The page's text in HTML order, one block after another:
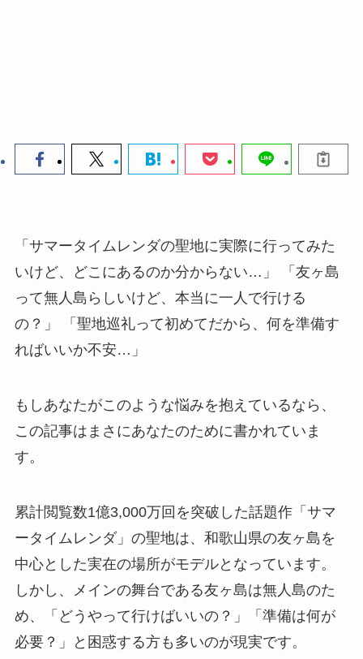
「サマータイムレンダの聖地に実際に行ってみた
いけど、どこにあるのか分からない…」 「友ヶ島
って無人島らしいけど、本当に一人で行ける
の？」 「聖地巡礼って初めてだから、何を準備す
ればいいか不安…」
もしあなたがこのような悩みを抱えているなら、
この記事はまさにあなたのために書かれていま
す。
累計閲覧数1億3,000万回を突破した話題作「サマ
ータイムレンダ」の聖地は、和歌山県の友ヶ島を
中心とした実在の場所がモデルとなっています。
しかし、メインの舞台である友ヶ島は無人島のた
め、「どうやって行けばいいの？」「準備は何が
必要？」と困惑する方も多いのが現実です。